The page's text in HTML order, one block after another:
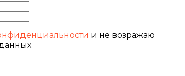
и не возражаю